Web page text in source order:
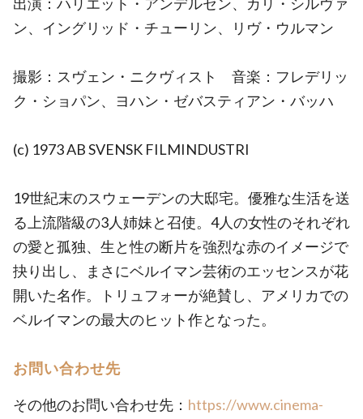
ン、イングリッド・チューリン、リヴ・ウルマン
撮影：スヴェン・ニクヴィスト 音楽：フレデリッ
ク・ショパン、ヨハン・ゼバスティアン・バッハ
(c) 1973 AB SVENSK FILMINDUSTRI
19世紀末のスウェーデンの大邸宅。優雅な生活を送
る上流階級の3人姉妹と召使。4人の女性のそれぞれ
の愛と孤独、生と性の断片を強烈な赤のイメージで
抉り出し、まさにベルイマン芸術のエッセンスが花
開いた名作。トリュフォーが絶賛し、アメリカでの
ベルイマンの最大のヒット作となった。
お問い合わせ先
その他のお問い合わせ先： https://www.cinema-